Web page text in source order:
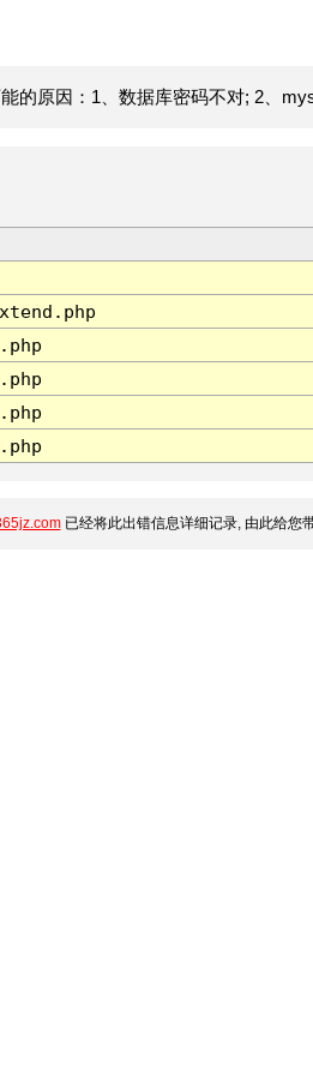
的原因：1、数据库密码不对; 2、
已经将此出错信息详细记录, 由此给您